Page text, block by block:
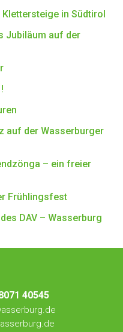
in Südtirol
Jubiläum auf der
auf der Wasserburger
– ein freier
Frühlingsfest
DAV – Wasserburg
40545